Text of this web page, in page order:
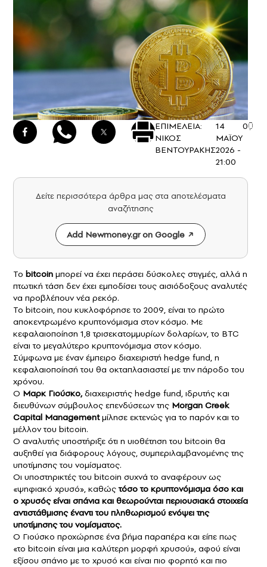
ΕΠΙΜΕΛΕΙΑ:
ΝΙΚΟΣ
ΒΕΝΤΟΥΡΑΚΗΣ
14
ΜΑΪΟΥ
2026 -
21:00
0
Δείτε περισσότερα άρθρα μας στα αποτελέσματα
αναζήτησης
Add Newmoney.gr on Google
Το bitcoin μπορεί να έχει περάσει δύσκολες στιγμές, αλλά η
πτωτική τάση δεν έχει εμποδίσει τους αισιόδοξους αναλυτές
να προβλέπουν νέα ρεκόρ.
Το bitcoin, που κυκλοφόρησε το 2009, είναι το πρώτο
αποκεντρωμένο κρυπτονόμισμα στον κόσμο. Με
κεφαλαιοποίηση 1,8 τρισεκατομμυρίων δολαρίων, το BTC
είναι το μεγαλύτερο κρυπτονόμισμα στον κόσμο.
Σύμφωνα με έναν έμπειρο διαχειριστή hedge fund, η
κεφαλαιοποίησή του θα οκταπλασιαστεί με την πάροδο του
χρόνου.
Ο Μαρκ Γιούσκο,διαχειριστής hedge fund, ιδρυτής και
διευθύνων σύμβουλος επενδύσεων της Morgan Creek
Capital Managementμίλησε εκτενώς για το παρόν και το
μέλλον του bitcoin.
Ο αναλυτής υποστήριξε ότι η υιοθέτηση του bitcoin θα
αυξηθεί για διάφορους λόγους, συμπεριλαμβανομένης της
υποτίμησης του νομίσματος.
Οι υποστηρικτές του bitcoin συχνά το αναφέρουν ως
«ψηφιακό χρυσό», καθώςτόσο το κρυπτονόμισμα όσο και
ο χρυσόςείναι σπάνια και θεωρούνται περιουσιακά στοιχεία
αντιστάθμισης έναντι του πληθωρισμού ενόψει της
υποτίμησης του νομίσματος.
Ο Γιούσκο προχώρησε ένα βήμα παραπέρα και είπε πως
«το bitcoin είναι μια καλύτερη μορφή χρυσού», αφού είναι
εξίσου σπάνιο με το χρυσό και είναι πιο φορητό και πιο